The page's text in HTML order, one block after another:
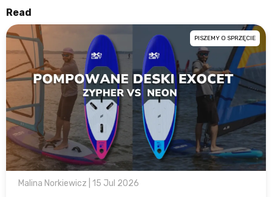
Read
PISZEMY O SPRZĘCIE
Malina Norkiewicz | 15 Jul 2026